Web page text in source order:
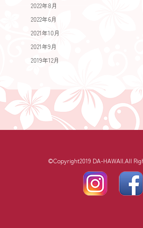
2022年8月
2022年6月
2021年10月
2021年9月
2019年12月
©Copyright2019 DA-HAWAII.All